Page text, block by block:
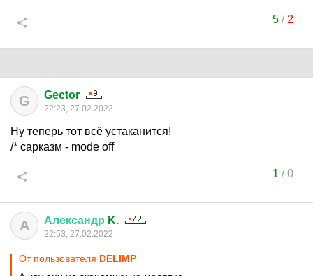
5/ 2
G Gector
22:23, 27.02.2022
Ну теперь тот всё устаканится!
/* сарказм - mode off
1 /0
А Александр K.
22:53, 27.02.2022
От пользователя DELIMP